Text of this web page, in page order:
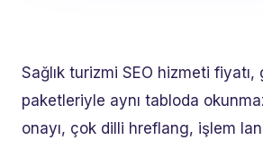
Sağlık turizmi SEO hizmeti fiyatı,
paketleriyle aynı tabloda
onayı, çok dilli hreflang, işlem